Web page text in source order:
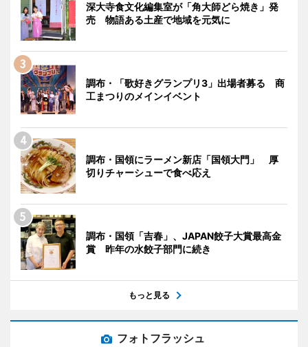
深大寺食文化編集室が「角大師どら焼き」発
売 物語ある土産で地域を元気に
調布・「歌好きグランプリ3」出場者募る 商
工まつりのメインイベント
調布・国領にラーメン新店「国領大門」 厚
切りチャーシューで食べ応え
調布・国領「吉春」、JAPAN餃子大賞最高金
賞 昨年の水餃子部門に続き
もっと見る
フォトフラッシュ